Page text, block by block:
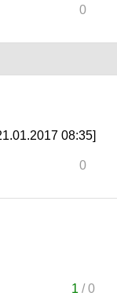
0
08:35]
0
1 /0